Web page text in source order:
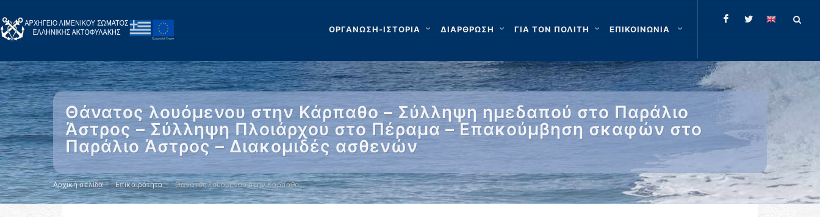
ΟΡΓΑΝΩΣΗ-ΙΣΤΟΡΙΑ ΔΙΑΡΘΡΩΣΗ ΓΙΑ ΤΟΝ ΠΟΛΙΤΗ ΕΠΙΚΟΙΝΩΝΙΑ
Θάνατος λουόμενου στην Κάρπαθο – Σύλληψη ημεδαπού στο Παράλιο
Άστρος – Σύλληψη Πλοιάρχου στο Πέραμα – Επακούμβηση σκαφών στο
Παράλιο Άστρος – Διακομιδές ασθενών
Αρχική σελίδα Επικαιρότητα Θάνατος λουόμενου στην Κάρπαθο …